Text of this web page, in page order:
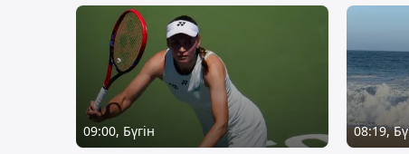
09:00, Бүгін 08:19,